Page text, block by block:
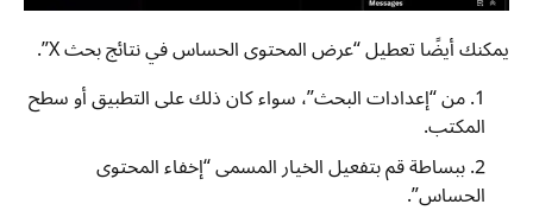
يمكنك أيضًا تعطيل “عرض المحتوى الحساس في نتائج بحث X”.
من “إعدادات البحث”، سواء كان ذلك على التطبيق أو سطح
المكتب.
ببساطة قم بتفعيل الخيار المسمى “إخفاء المحتوى
الحساس”.